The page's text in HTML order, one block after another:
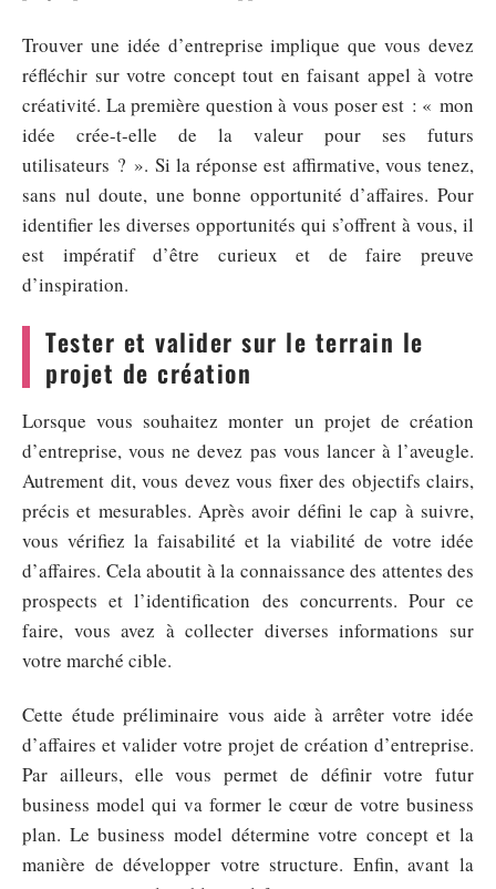
Trouver une idée d’entreprise implique que vous devez
réfléchir sur votre concept tout en faisant appel à votre
créativité. La première question à vous poser est : « mon
idée crée-t-elle de la valeur pour ses futurs
utilisateurs ? ». Si la réponse est affirmative, vous tenez,
sans nul doute, une bonne opportunité d’affaires. Pour
identifier les diverses opportunités qui s’offrent à vous, il
est impératif d’être curieux et de faire preuve
d’inspiration.
Tester et valider sur le terrain le
projet de création
Lorsque vous souhaitez monter un projet de création
d’entreprise, vous ne devez pas vous lancer à l’aveugle.
Autrement dit, vous devez vous fixer des objectifs clairs,
précis et mesurables. Après avoir défini le cap à suivre,
vous vérifiez la faisabilité et la viabilité de votre idée
d’affaires. Cela aboutit à la connaissance des attentes des
prospects et l’identification des concurrents. Pour ce
faire, vous avez à collecter diverses informations sur
votre marché cible.
Cette étude préliminaire vous aide à arrêter votre idée
d’affaires et valider votre projet de création d’entreprise.
Par ailleurs, elle vous permet de définir votre futur
business model qui va former le cœur de votre business
plan. Le business model détermine votre concept et la
manière de développer votre structure. Enfin, avant la